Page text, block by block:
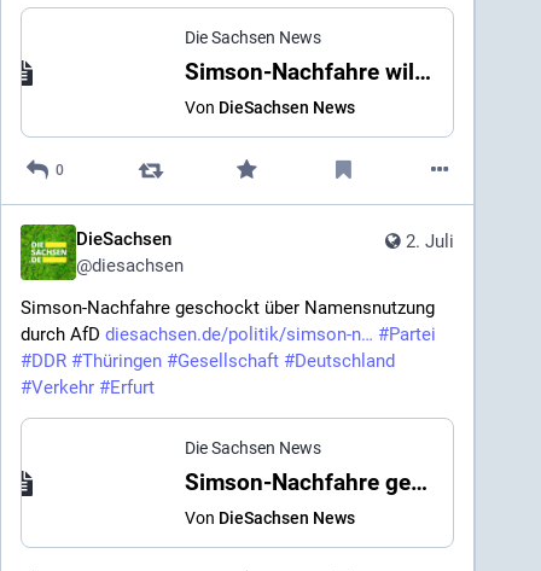
Die Sachsen News
Simson-Nachfahre will bei Kundgebung in Erfurt sprechen
Von DieSachsen News
0
2. Juli
DieSachsen
@diesachsen
Simson-Nachfahre geschockt über Namensnutzung
durch AfD diesachsen.de/politik/simson-n #Partei
#DDR #Thüringen #Gesellschaft #Deutschland
#Verkehr #Erfurt
Die Sachsen News
Simson-Nachfahre geschockt über Namensnutzung durch AfD
Von DieSachsen News